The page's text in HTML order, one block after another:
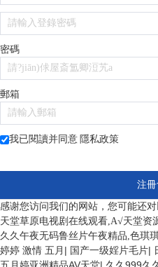
密碼
郵箱
我已閱讀并同意 隱私政策
注冊
感谢您访问我们的网站，您可能还对
天堂草原电视剧在线观看,А√天堂资
久久午夜无码鲁丝片午夜精品,色琪
婷婷 激情 五月 | 国产一级婬片毛片|
五月婷亚洲精品AV天堂| 久久999久